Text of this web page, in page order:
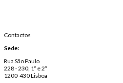
Contactos
Sede:
Rua São Paulo
228 - 230, 1º e 2º
1200-430 Lisboa